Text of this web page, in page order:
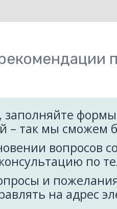
заполняйте
– так мы сможем
вопросов
по
и
на адрес